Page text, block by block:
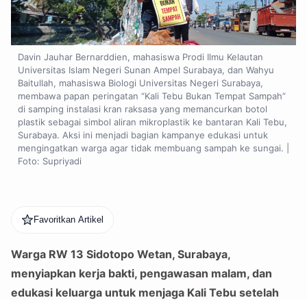
Davin Jauhar Bernarddien, mahasiswa Prodi Ilmu Kelautan
Universitas Islam Negeri Sunan Ampel Surabaya, dan Wahyu
Baitullah, mahasiswa Biologi Universitas Negeri Surabaya,
membawa papan peringatan “Kali Tebu Bukan Tempat Sampah”
di samping instalasi kran raksasa yang memancurkan botol
plastik sebagai simbol aliran mikroplastik ke bantaran Kali Tebu,
Surabaya. Aksi ini menjadi bagian kampanye edukasi untuk
mengingatkan warga agar tidak membuang sampah ke sungai. |
Foto: Supriyadi
Favoritkan Artikel
Warga RW 13 Sidotopo Wetan, Surabaya,
menyiapkan kerja bakti, pengawasan malam, dan
edukasi keluarga untuk menjaga Kali Tebu setelah